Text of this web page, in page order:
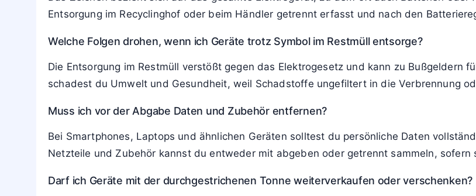
Was bedeutet die durchgestrichene Mülltonne auf meinem Elektrogerät genau?
Sammlung für Elektro- und Elektronikschrott zuführen, damit Rohstoffe erhalten und
Wo kann ich Elektrogeräte mit diesem Symbol richtig entsorgen?
nehmen Altgeräte ebenfalls kostenlos zurück, häufig sogar dann, wenn du dort nichts
Gilt das Symbol auch für Akkus und Batterien im Gerät?
Entsorgung im Recyclinghof oder beim Händler getrennt erfasst und nach den